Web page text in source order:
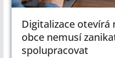
Digitalizace otevírá
obce nemusí
spolupracovat